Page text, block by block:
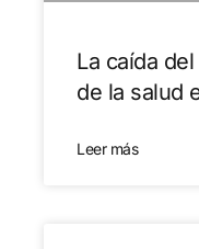
La caída
de la salud
Leer más